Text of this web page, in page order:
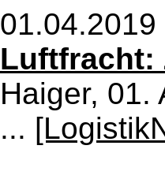
01.04.2019
Luftfracht:
Haiger, 01.
...